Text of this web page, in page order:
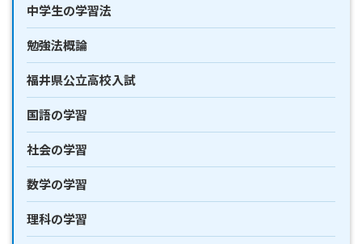
中学生の学習法
勉強法概論
福井県公立高校入試
国語の学習
社会の学習
数学の学習
理科の学習